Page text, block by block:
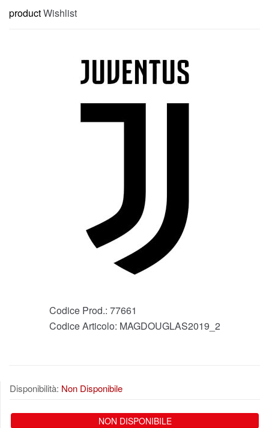
productWishlist
Codice Prod.: 77661
Codice Articolo: MAGDOUGLAS2019_2
Disponibilità: Non Disponibile
NON DISPONIBILE